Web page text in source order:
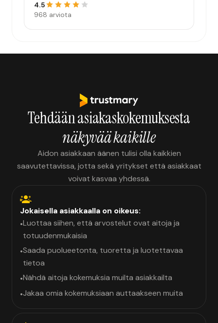
4.5
968 arviota
Tehdään asiakaskokemuksesta
näkyvää kaikille
Aidon asiakkaan äänen tulisi olla kaikkien
saavutettavissa, jotta sekä yritykset että asiakkaat
voivat kasvaa yhdessä.
Jokaisella asiakkaalla on oikeus:
•Luottaa siihen, että arvostelut ovat aitoja ja
totuudenmukaisia
•Saada puolueetonta, tuoretta ja luotettavaa
tietoa
•Nähdä aitoja kokemuksia muilta asiakkailta
•Jakaa omia kokemuksiaan auttaakseen muita